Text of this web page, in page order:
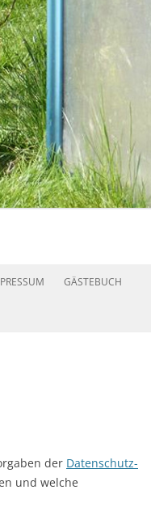
GÄSTEBUCH
der Datenschutz-
und welche